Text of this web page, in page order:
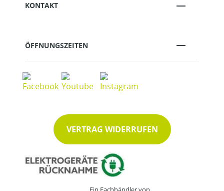
KONTAKT
ÖFFNUNGSZEITEN
VERTRAG WIDERRUFEN